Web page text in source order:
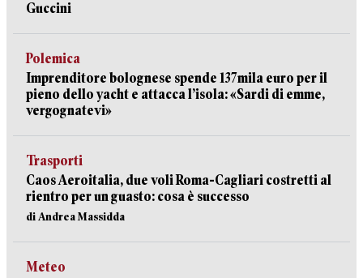
Guccini
Polemica
Imprenditore bolognese spende 137mila euro per il
pieno dello yacht e attacca l’isola: «Sardi di emme,
vergognatevi»
Trasporti
Caos Aeroitalia, due voli Roma-Cagliari costretti al
rientro per un guasto: cosa è successo
di Andrea Massidda
Meteo